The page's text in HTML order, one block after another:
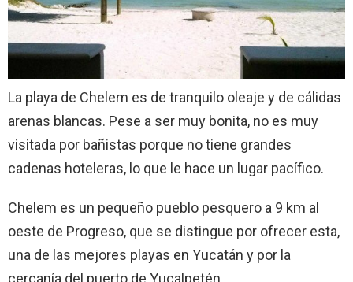
La playa de Chelem es de tranquilo oleaje y de cálidas
arenas blancas. Pese a ser muy bonita, no es muy
visitada por bañistas porque no tiene grandes
cadenas hoteleras, lo que le hace un lugar pacífico.
Chelem es un pequeño pueblo pesquero a 9 km al
oeste de Progreso, que se distingue por ofrecer esta,
una de las mejores playas en Yucatán y por la
cercanía del puerto de Yucalpetén.